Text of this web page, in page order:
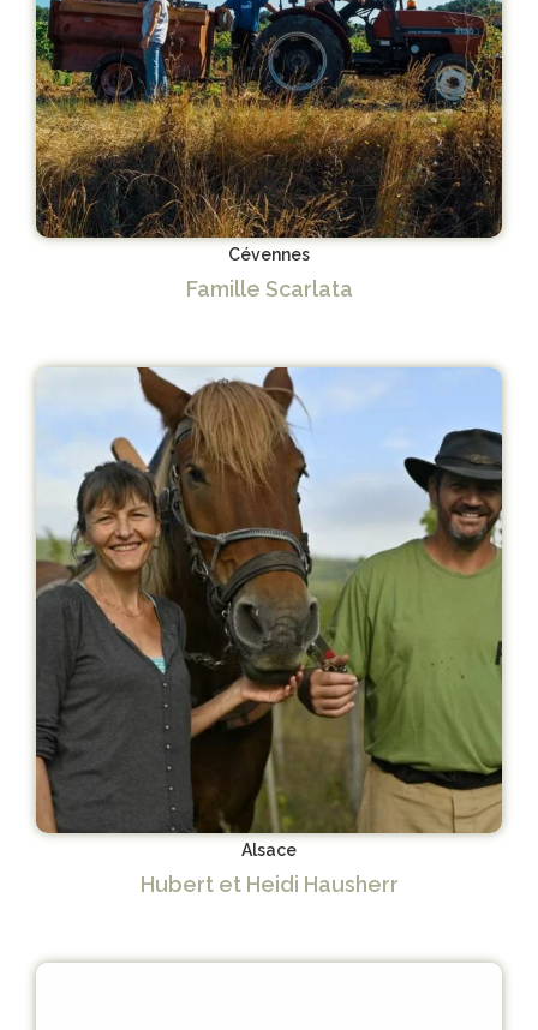
Cévennes
Famille Scarlata
Alsace
Hubert et Heidi Hausherr